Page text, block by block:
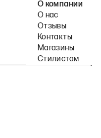
О компании
О нас
Отзывы
Контакты
Магазины
Стилистам